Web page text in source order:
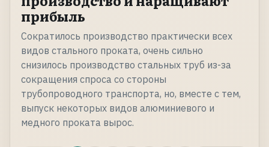
прибыль
Сократилось производство практически всех
видов стального проката, очень сильно
снизилось производство стальных труб из-за
сокращения спроса со стороны
трубопроводного транспорта, но, вместе с тем,
выпуск некоторых видов алюминиевого и
медного проката вырос.